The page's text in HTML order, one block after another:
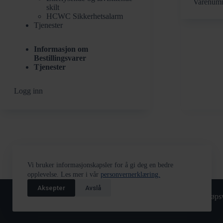
Vi bruker informasjonskapsler for å gi deg en bedre
opplevelse. Les mer i vår personvernerklæring.
Aksepter
Avslå
antall
skilt
HCWC Sikkerhetsalarm
Tjenester
Informasjon om
Bestillingsvarer
Tjenester
Logg inn